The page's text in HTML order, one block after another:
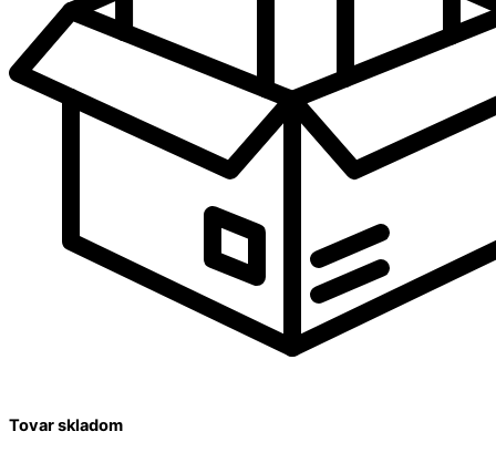
Tovar skladom